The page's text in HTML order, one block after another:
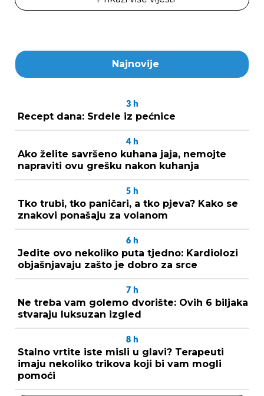
Najnovije
3 h
Recept dana: Srdele iz pećnice
4 h
Ako želite savršeno kuhana jaja, nemojte
napraviti ovu grešku nakon kuhanja
5 h
Tko trubi, tko paničari, a tko pjeva? Kako se
znakovi ponašaju za volanom
6 h
Jedite ovo nekoliko puta tjedno: Kardiolozi
objašnjavaju zašto je dobro za srce
7 h
Ne treba vam golemo dvorište: Ovih 6 biljaka
stvaraju luksuzan izgled
8 h
Stalno vrtite iste misli u glavi? Terapeuti
imaju nekoliko trikova koji bi vam mogli
pomoći